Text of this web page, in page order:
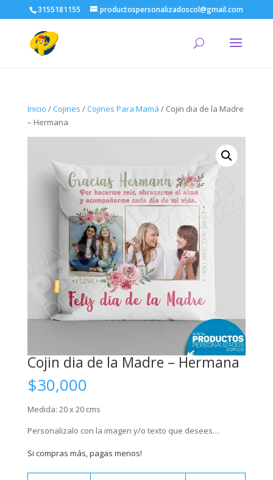
3155181155 productospersonalizadoscol@gmail.com
Inicio /Cojines /Cojines Para Mamá / Cojin dia de la Madre
– Hermana
Cojin dia de la Madre – Hermana
$30,000
Medida: 20 x 20 cms
Personalizalo con la imagen y/o texto que desees…
Si compras más, pagas menos!